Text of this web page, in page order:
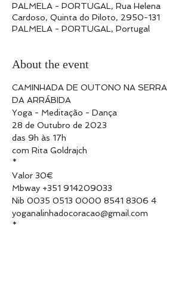
PALMELA - PORTUGAL, Rua Helena
Cardoso, Quinta do Piloto, 2950-131
PALMELA - PORTUGAL, Portugal
About the event
CAMINHADA DE OUTONO NA SERRA
DA ARRÁBIDA
Yoga - Meditação - Dança
28 de Outubro de 2023
das 9h às 17h
com Rita Goldrajch
*
Valor 30€
Mbway +351 914209033
Nib 0035 0513 0000 8541 8306 4
yoganalinhadocoracao@gmail.com
*